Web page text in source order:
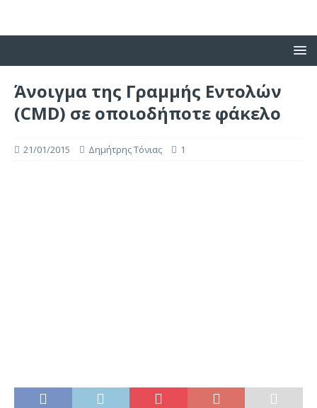
Άνοιγμα της Γραμμής Εντολών
(CMD) σε οποιοδήποτε φάκελο
21/01/2015 Δημήτρης Τόνιας 1